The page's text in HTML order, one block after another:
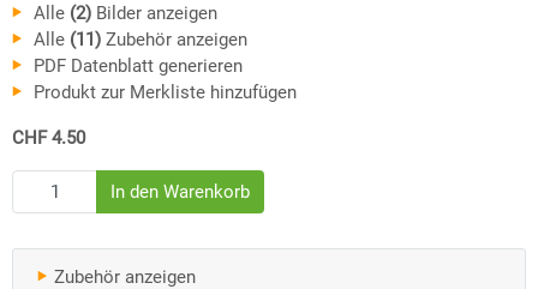
Alle (2) Bilder anzeigen
Alle (11) Zubehör anzeigen
PDF Datenblatt generieren
Produkt zur Merkliste hinzufügen
CHF 4.50
Zubehör anzeigen